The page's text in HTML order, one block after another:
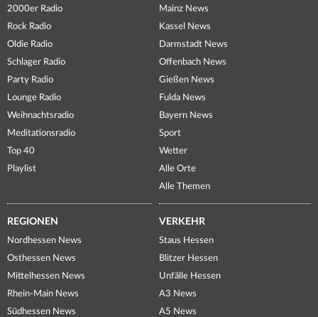
2000er Radio
Rock Radio
Oldie Radio
Schlager Radio
Party Radio
Lounge Radio
Weihnachtsradio
Meditationsradio
Top 40
Playlist
Mainz News
Kassel News
Darmstadt News
Offenbach News
Gießen News
Fulda News
Bayern News
Sport
Wetter
Alle Orte
Alle Themen
REGIONEN
Nordhessen News
Osthessen News
Mittelhessen News
Rhein-Main News
Südhessen News
VERKEHR
Staus Hessen
Blitzer Hessen
Unfälle Hessen
A3 News
A5 News